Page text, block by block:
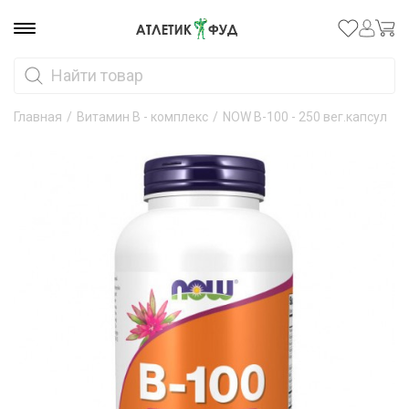
Главная / Витамин B - комплекс / NOW B-100 - 250 вег.капсул